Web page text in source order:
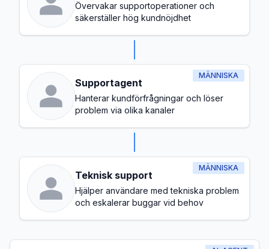
Övervakar supportoperationer och
säkerställer hög kundnöjdhet
MÄNNISKA
Supportagent
Hanterar kundförfrågningar och löser
problem via olika kanaler
MÄNNISKA
Teknisk support
Hjälper användare med tekniska problem
och eskalerar buggar vid behov